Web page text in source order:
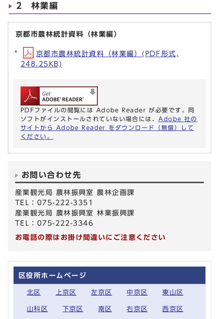
2 林業編
京都市農林統計資料（林業編）
京都市農林統計資料（林業編）(PDF形式,
248.25KB)
PDFファイルの閲覧には Adobe Reader が必要です。同
ソフトがインストールされていない場合には、 Adobe 社の
サイトから Adobe Reader をダウンロード（無償）して
ください。
お問い合わせ先
産業観光局 農林振興室 農林企画課
TEL：075-222-3351
産業観光局 農林振興室 林業振興課
TEL：075-222-3346
お電話の際はお掛け間違いにご注意ください
区役所ホームページ
北区 上京区 左京区 中京区 東山区
山科区 下京区 南区 右京区 西京区